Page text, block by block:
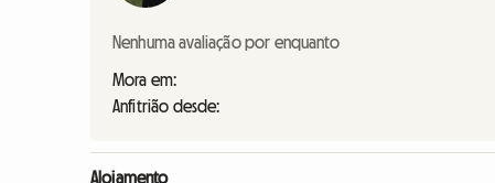
Nenhuma avaliação por enquanto
Mora em:
Anfitrião desde:
Alojamento